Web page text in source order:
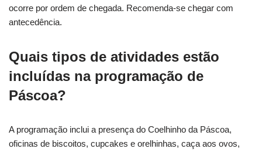
ocorre por ordem de chegada. Recomenda-se chegar com
antecedência.
Quais tipos de atividades estão
incluídas na programação de
Páscoa?
A programação inclui a presença do Coelhinho da Páscoa,
oficinas de biscoitos, cupcakes e orelhinhas, caça aos ovos,